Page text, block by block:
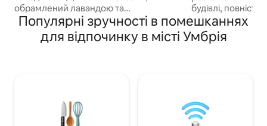
обрамлений лавандою та
розмарином, відкритий цілий рік.
Новий кондиціонер, Інтернет Starlink.
Дуже приватні та спокійні 2 поверхи, 4
Weber, піч для піци, оливковий гай,
'єто,Тоді,Амелії; 10 хвилин їзди до
будівлі,
каменю та
сільському
32 квадратні
церкви. Він
невеликому
помешкання. 10
Популярні зручності в помешканнях
для відпочинку в місті Умбрія